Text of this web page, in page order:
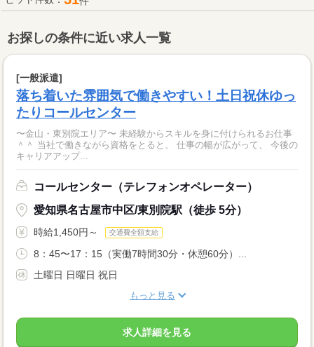
お探しの条件に近い求人一覧
[一般派遣]
落ち着いた雰囲気で働きやすい！土日祝休ゆっ
たりコールセンター
〜金山・東別院エリア〜 未経験からスキルを身に付けられるお仕事
＾＾ 当社で働きながら資格をとると、 仕事の幅が広がって、 今後の
キャリアアップ...
コールセンター（テレフォンオペレーター）
愛知県名古屋市中区/東別院駅（徒歩 5分）
時給1,450円～ 交通費全額支給
8：45〜17：15（実働7時間30分・休憩60分）...
土曜日 日曜日 祝日
もっと見る
求人詳細を見る